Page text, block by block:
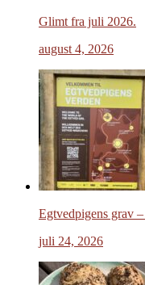
Glimt fra juli 2026.
august 4, 2026
Egtvedpigens grav
juli 24, 2026